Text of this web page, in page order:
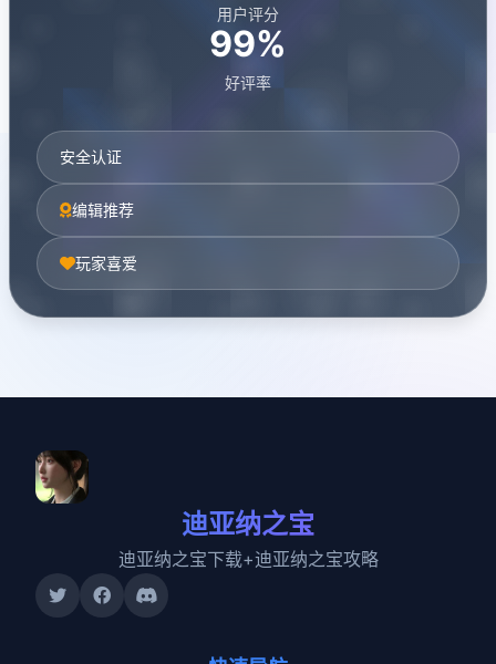
用户评分
99%
好评率
安全认证
编辑推荐
玩家喜爱
迪亚纳之宝
迪亚纳之宝下载+迪亚纳之宝攻略